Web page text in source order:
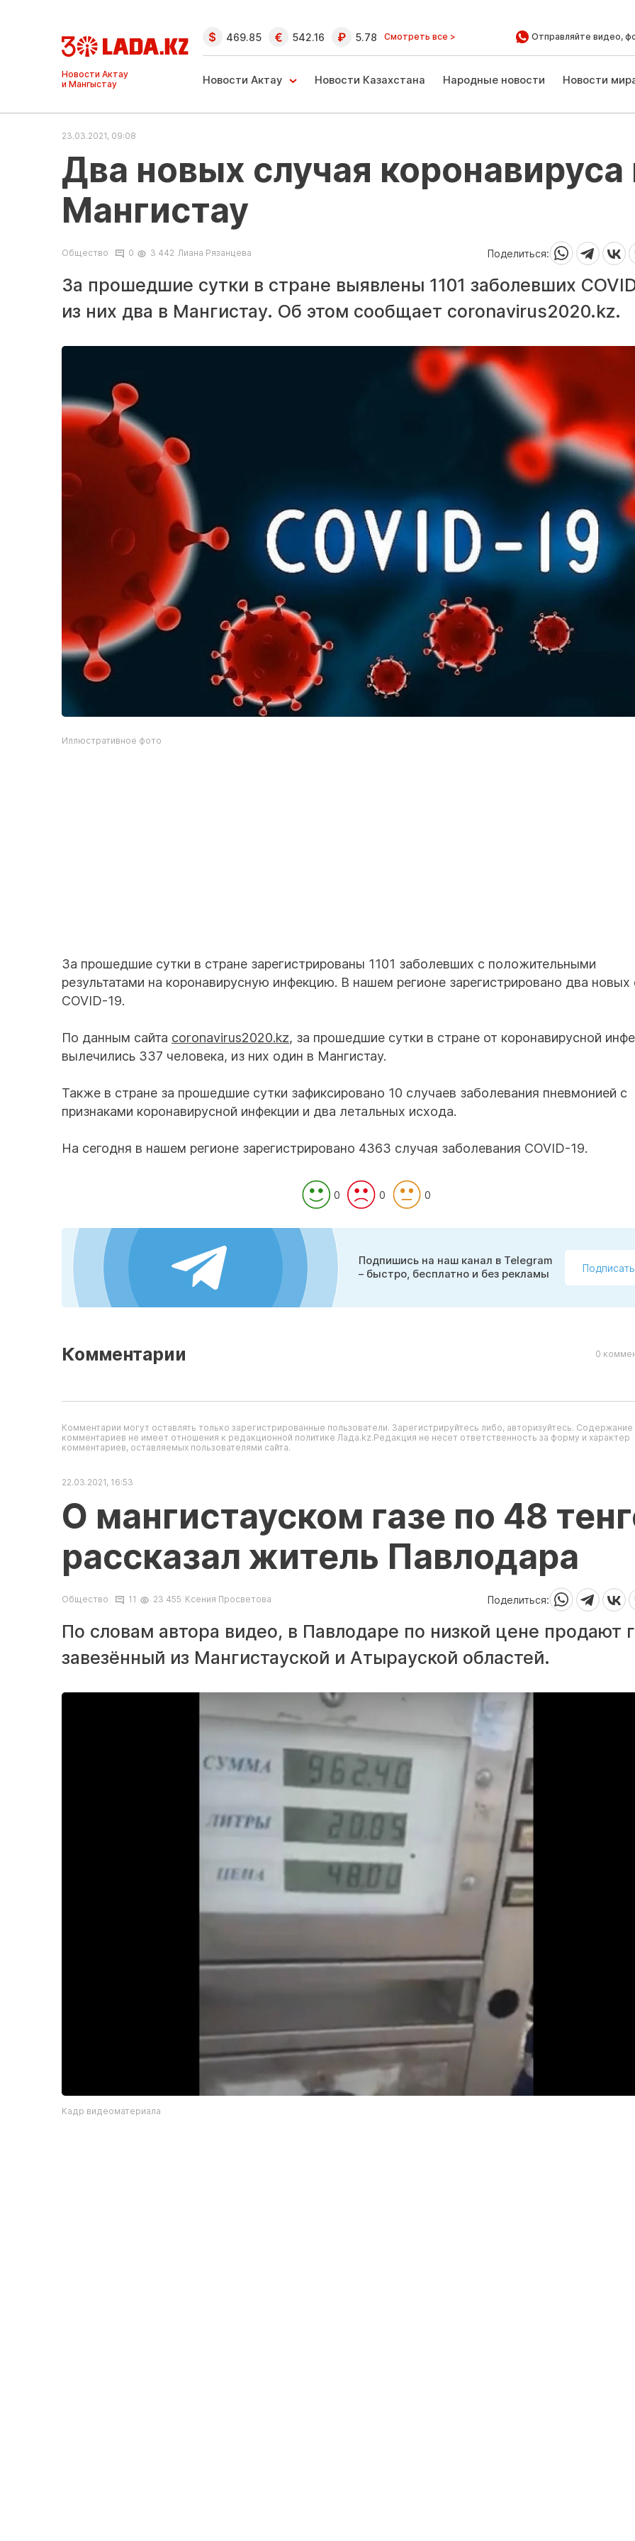
Ақтау және
Манғыстау
жаңалықтары
469.85 542.16 5.78 Смотреть все > Отправляйте видео,
Новости Актау Новости Казахстана Народные новости Новости
23.03.2021, 09:08
Два новых случая коронавируса
Мангистау
Общество 0 3 442 Лиана Рязанцева Поделиться:
За прошедшие сутки в стране выявлены 1101 заболевших
из них два в Мангистау. Об этом сообщает coronavirus2020.kz.
Иллюстративное фото
За прошедшие сутки в стране зарегистрированы 1101 заболевших с положительными
результатами на коронавирусную инфекцию. В нашем регионе зарегистрировано два новых
COVID-19.
По данным сайта coronavirus2020.kz, за прошедшие сутки в стране от коронавирусной
вылечились 337 человека, из них один в Мангистау.
Также в стране за прошедшие сутки зафиксировано 10 случаев заболевания пневмонией с
признаками коронавирусной инфекции и два летальных исхода.
На сегодня в нашем регионе зарегистрировано 4363 случая заболевания COVID-19.
0 0 0
Подпишись на наш канал в Telegram
– быстро, бесплатно и без рекламы
Комментарии 0
Комментарии могут оставлять только зарегистрированные пользователи. Зарегистрируйтесь либо, авторизуйтесь. Содержание
комментариев не имеет отношения к редакционной политике Лада.kz.Редакция не несет ответственность за форму и характер
комментариев, оставляемых пользователями сайта.
22.03.2021, 16:53
О мангистауском газе по 48
рассказал житель Павлодара
Общество 11 23 455 Ксения Просветова Поделиться:
По словам автора видео, в Павлодаре по низкой цене продают
завезённый из Мангистауской и Атырауской областей.
Кадр видеоматериала